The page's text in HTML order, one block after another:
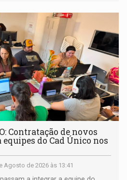
Contratação de novos
do Cad Único nos
Agosto de 2026 às 13:41